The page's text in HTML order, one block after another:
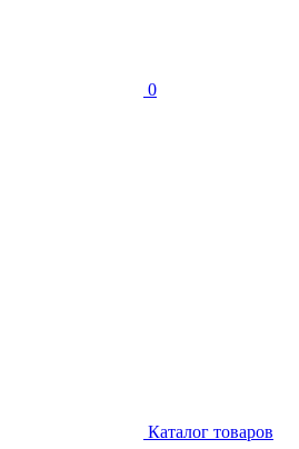
0
Каталог товаров